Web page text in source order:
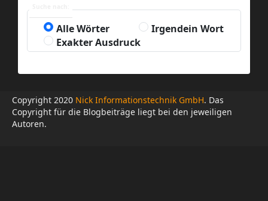
Alle Wörter
Irgendein Wort
Exakter Ausdruck
Copyright 2020 Nick Informationstechnik GmbH. Das
Copyright für die Blogbeiträge liegt bei den jeweiligen
Autoren.